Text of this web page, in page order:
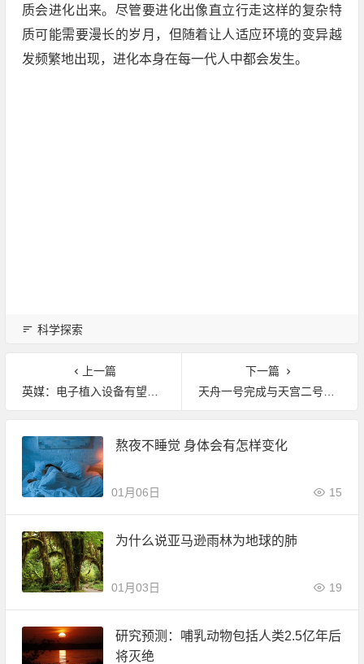
质会进化出来。尽管要进化出像直立行走这样的复杂特
质可能需要漫长的岁月，但随着让人适应环境的变异越
发频繁地出现，进化本身在每一代人中都会发生。
科学探索
上一篇
英媒：电子植入设备有望取代化学药物
下一篇
天舟一号完成与天宫二号空间实验室自主交会对接试验
熬夜不睡觉 身体会有怎样变化
01月06日 15
为什么说亚马逊雨林为地球的肺
01月03日 19
研究预测：哺乳动物包括人类2.5亿年后
将灭绝